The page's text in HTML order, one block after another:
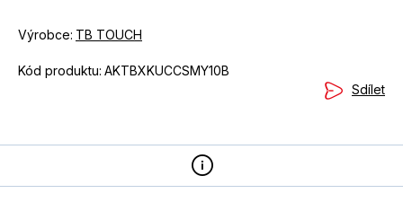
Výrobce: TB TOUCH
Kód produktu: AKTBXKUCCSMY10B
Sdílet